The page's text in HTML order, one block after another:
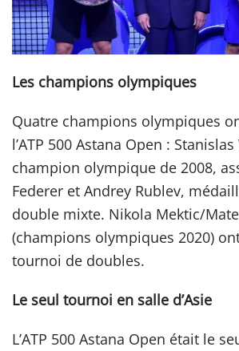
Les champions olympiques
Quatre champions olympiques
l’ATP 500 Astana Open :
champion olympique de 2008,
Federer et Andrey Rublev,
double mixte. Nikola Mektic/
(champions olympiques 2020)
tournoi de doubles.
Le seul tournoi en salle d’Asie
L’ATP 500 Astana Open était le